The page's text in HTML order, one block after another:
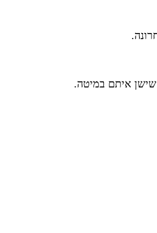
איתם במיטה.